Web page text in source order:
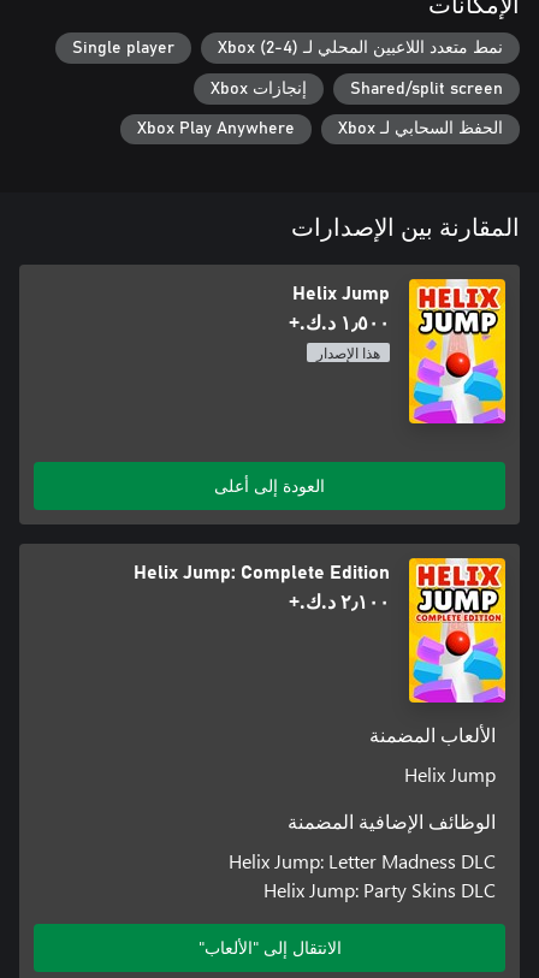
انطلق إلى مغامرة لا تنتهي أبدًا بمستويات غير محدودة، واختبر مهاراتك
وادع الآخرين لقضاء وقت ممتع معًا!
الإمكانات
نمط متعدد اللاعبين المحلي لـ Xbox (2-4) Single player
Shared/split screen إنجازات Xbox
الحفظ السحابي لـ Xbox Xbox Play Anywhere
المقارنة بين الإصدارات
Helix Jump
١٫٥٠٠ د.ك.‏+
هذا الإصدار
العودة إلى أعلى
Helix Jump: Complete Edition
٢٫١٠٠ د.ك.‏+
الألعاب المضمنة
Helix Jump
الوظائف الإضافية المضمنة
Helix Jump: Letter Madness DLC
Helix Jump: Party Skins DLC
الانتقال إلى "الألعاب"